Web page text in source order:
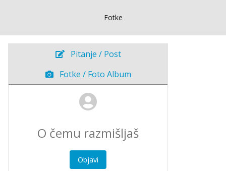
Fotke
Pitanje / Post
Fotke / Foto Album
Objavi